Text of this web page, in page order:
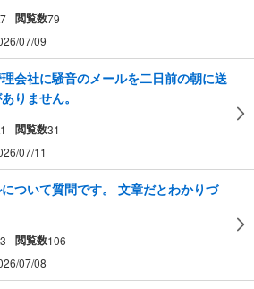
7 閲覧数79
07/09
会社に騒音のメールを二日前の朝に送
りません。
1 閲覧数31
07/11
ついて質問です。 文章だとわかりづ
3 閲覧数106
07/08